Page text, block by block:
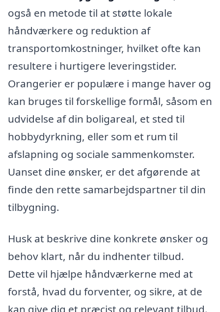
også en metode til at støtte lokale
håndværkere og reduktion af
transportomkostninger, hvilket ofte kan
resultere i hurtigere leveringstider.
Orangerier er populære i mange haver og
kan bruges til forskellige formål, såsom en
udvidelse af din boligareal, et sted til
hobbydyrkning, eller som et rum til
afslapning og sociale sammenkomster.
Uanset dine ønsker, er det afgørende at
finde den rette samarbejdspartner til din
tilbygning.
Husk at beskrive dine konkrete ønsker og
behov klart, når du indhenter tilbud.
Dette vil hjælpe håndværkerne med at
forstå, hvad du forventer, og sikre, at de
kan give dig et præcist og relevant tilbud.